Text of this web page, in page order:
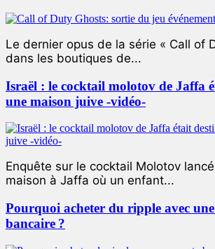
Le dernier opus de la série « Call of
dans les boutiques de...
Israël : le cocktail molotov de Jaffa
une maison juive -vidéo-
Enquête sur le cocktail Molotov
maison à Jaffa où un enfant...
Pourquoi acheter du ripple avec
bancaire ?